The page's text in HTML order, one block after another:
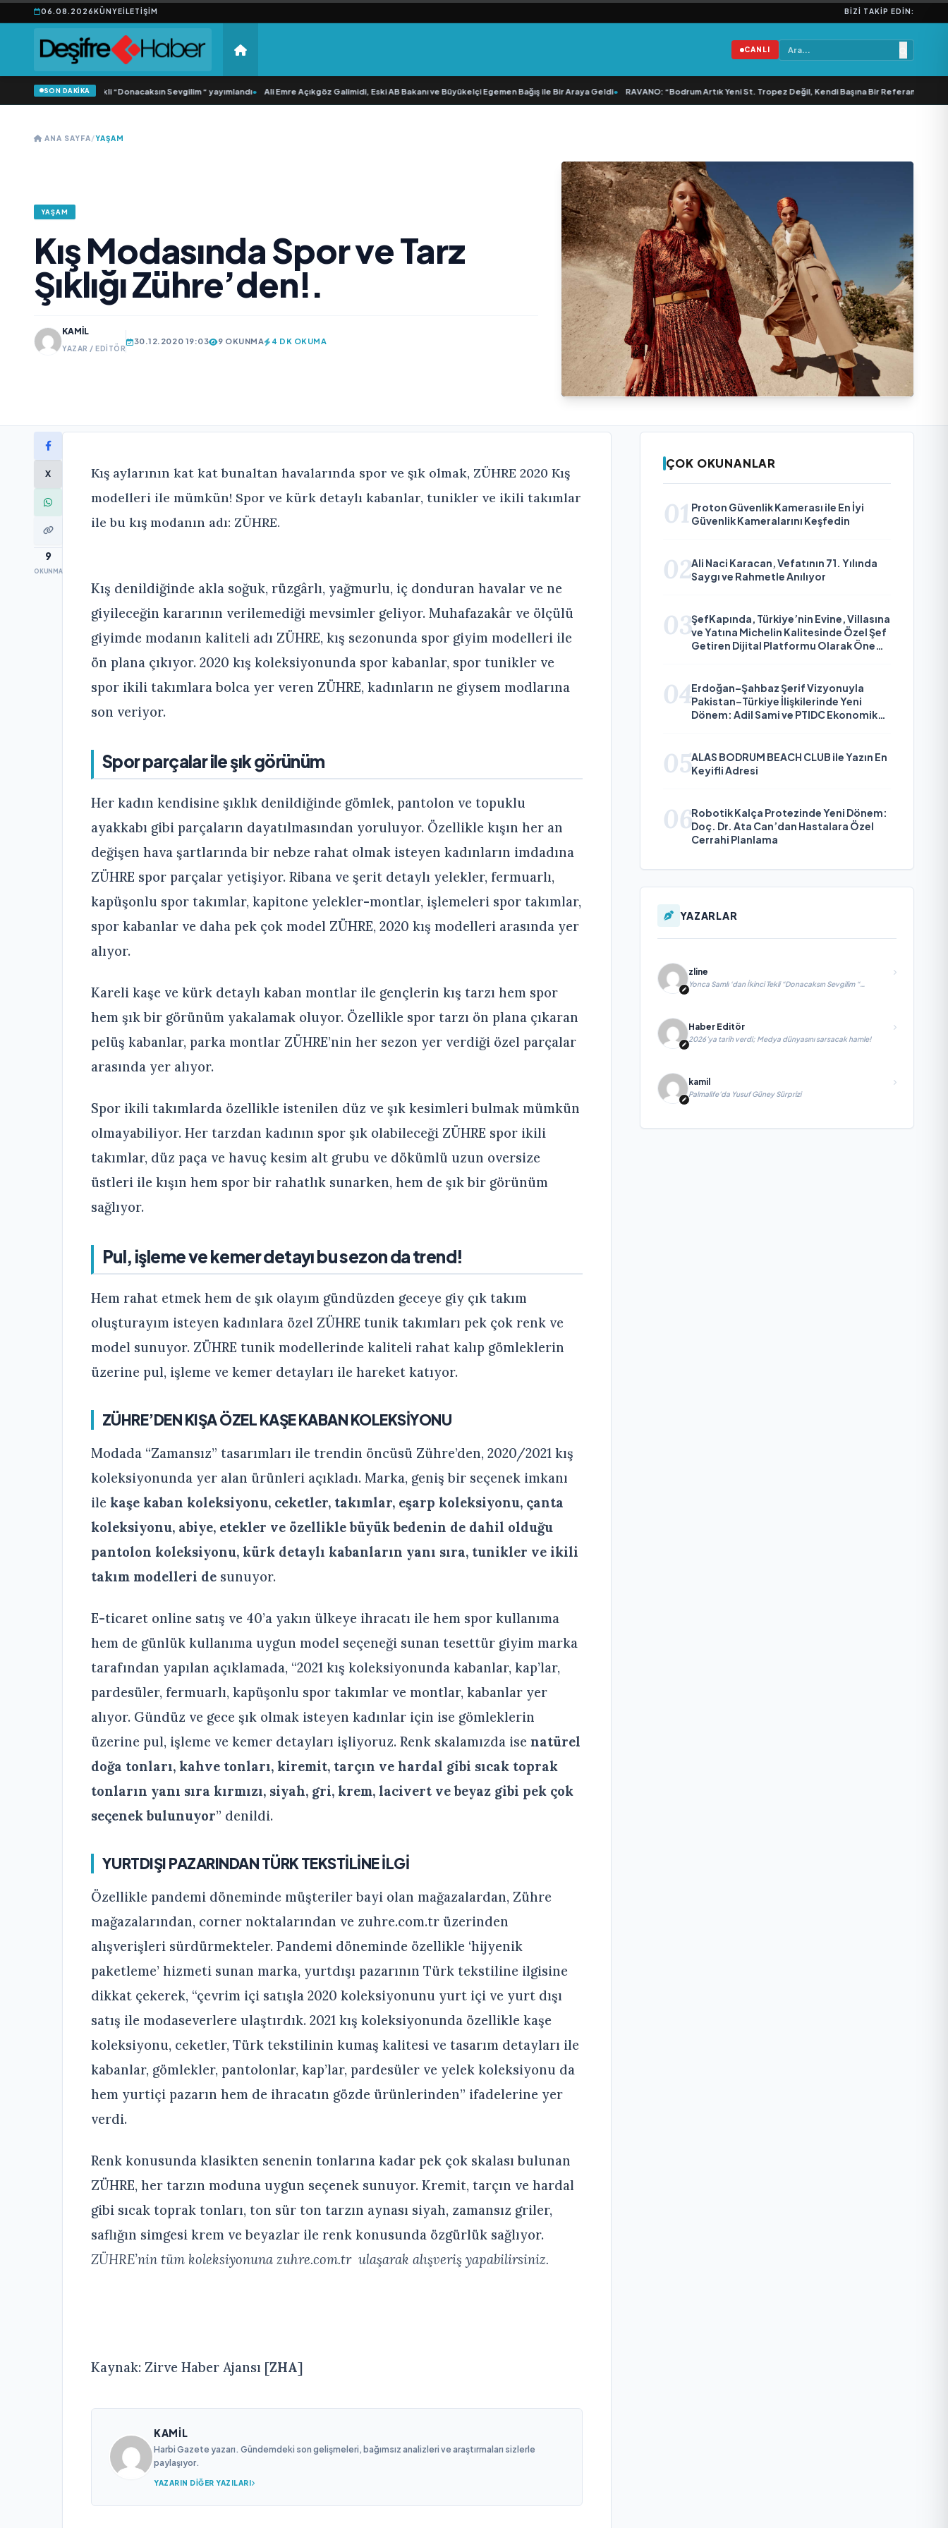
06.08.2026KÜNYEİLETIŞIM BIZI TAKIP EDIN:
CANLI
SON DAKİKA
Samlı ‘dan İkinci Tekli “Donacaksın Sevgilim “ yayımlandı• Ali Emre Açıkgöz Galimidi, Eski AB Bakanı ve Büyükelçi Egemen Bağış ile Bir Araya Geldi• RAVANO: “Bodrum Artık Yeni St. Tropez Değil, Kendi Başına Bir Referans”•
ANA SAYFA/YAŞAM
YAŞAM
Kış Modasında Spor ve Tarz
Şıklığı Zühre’den!.
KAMIL
YAZAR / EDITÖR
30.12.2020 19:03 9 OKUNMA 4 DK OKUMA
X
9
OKUNMA
Kış aylarının kat kat bunaltan havalarında spor ve şık olmak, ZÜHRE 2020 Kış
modelleri ile mümkün! Spor ve kürk detaylı kabanlar, tunikler ve ikili takımlar
ile bu kış modanın adı: ZÜHRE.
Kış denildiğinde akla soğuk, rüzgârlı, yağmurlu, iç donduran havalar ve ne
giyileceğin kararının verilemediği mevsimler geliyor. Muhafazakâr ve ölçülü
giyimde modanın kaliteli adı ZÜHRE, kış sezonunda spor giyim modelleri ile
ön plana çıkıyor. 2020 kış koleksiyonunda spor kabanlar, spor tunikler ve
spor ikili takımlara bolca yer veren ZÜHRE, kadınların ne giysem modlarına
son veriyor.
Spor parçalar ile şık görünüm
Her kadın kendisine şıklık denildiğinde gömlek, pantolon ve topuklu
ayakkabı gibi parçaların dayatılmasından yoruluyor. Özellikle kışın her an
değişen hava şartlarında bir nebze rahat olmak isteyen kadınların imdadına
ZÜHRE spor parçalar yetişiyor. Ribana ve şerit detaylı yelekler, fermuarlı,
kapüşonlu spor takımlar, kapitone yelekler-montlar, işlemeleri spor takımlar,
spor kabanlar ve daha pek çok model ZÜHRE, 2020 kış modelleri arasında yer
alıyor.
Kareli kaşe ve kürk detaylı kaban montlar ile gençlerin kış tarzı hem spor
hem şık bir görünüm yakalamak oluyor. Özellikle spor tarzı ön plana çıkaran
pelüş kabanlar, parka montlar ZÜHRE’nin her sezon yer verdiği özel parçalar
arasında yer alıyor.
Spor ikili takımlarda özellikle istenilen düz ve şık kesimleri bulmak mümkün
olmayabiliyor. Her tarzdan kadının spor şık olabileceği ZÜHRE spor ikili
takımlar, düz paça ve havuç kesim alt grubu ve dökümlü uzun oversize
üstleri ile kışın hem spor bir rahatlık sunarken, hem de şık bir görünüm
sağlıyor.
Pul, işleme ve kemer detayı bu sezon da trend!
Hem rahat etmek hem de şık olayım gündüzden geceye giy çık takım
oluşturayım isteyen kadınlara özel ZÜHRE tunik takımları pek çok renk ve
model sunuyor. ZÜHRE tunik modellerinde kaliteli rahat kalıp gömleklerin
üzerine pul, işleme ve kemer detayları ile hareket katıyor.
ZÜHRE’DEN KIŞA ÖZEL KAŞE KABAN KOLEKSİYONU
Modada “Zamansız” tasarımları ile trendin öncüsü Zühre’den, 2020/2021 kış
koleksiyonunda yer alan ürünleri açıkladı. Marka, geniş bir seçenek imkanı
ile kaşe kaban koleksiyonu, ceketler, takımlar, eşarp koleksiyonu, çanta
koleksiyonu, abiye, etekler ve özellikle büyük bedenin de dahil olduğu
pantolon koleksiyonu, kürk detaylı kabanların yanı sıra, tunikler ve ikili
takım modelleri de sunuyor.
E-ticaret online satış ve 40’a yakın ülkeye ihracatı ile hem spor kullanıma
hem de günlük kullanıma uygun model seçeneği sunan tesettür giyim marka
tarafından yapılan açıklamada, “2021 kış koleksiyonunda kabanlar, kap’lar,
pardesüler, fermuarlı, kapüşonlu spor takımlar ve montlar, kabanlar yer
alıyor. Gündüz ve gece şık olmak isteyen kadınlar için ise gömleklerin
üzerine pul, işleme ve kemer detayları işliyoruz. Renk skalamızda ise natürel
doğa tonları, kahve tonları, kiremit, tarçın ve hardal gibi sıcak toprak
tonların yanı sıra kırmızı, siyah, gri, krem, lacivert ve beyaz gibi pek çok
seçenek bulunuyor” denildi.
YURTDIŞI PAZARINDAN TÜRK TEKSTİLİNE İLGİ
Özellikle pandemi döneminde müşteriler bayi olan mağazalardan, Zühre
mağazalarından, corner noktalarından ve zuhre.com.tr üzerinden
alışverişleri sürdürmekteler. Pandemi döneminde özellikle ‘hijyenik
paketleme’ hizmeti sunan marka, yurtdışı pazarının Türk tekstiline ilgisine
dikkat çekerek, “çevrim içi satışla 2020 koleksiyonunu yurt içi ve yurt dışı
satış ile modaseverlere ulaştırdık. 2021 kış koleksiyonunda özellikle kaşe
koleksiyonu, ceketler, Türk tekstilinin kumaş kalitesi ve tasarım detayları ile
kabanlar, gömlekler, pantolonlar, kap’lar, pardesüler ve yelek koleksiyonu da
hem yurtiçi pazarın hem de ihracatın gözde ürünlerinden” ifadelerine yer
verdi.
Renk konusunda klasikten senenin tonlarına kadar pek çok skalası bulunan
ZÜHRE, her tarzın moduna uygun seçenek sunuyor. Kremit, tarçın ve hardal
gibi sıcak toprak tonları, ton sür ton tarzın aynası siyah, zamansız griler,
saflığın simgesi krem ve beyazlar ile renk konusunda özgürlük sağlıyor.
ZÜHRE’nin tüm koleksiyonuna zuhre.com.trulaşarak alışveriş yapabilirsiniz.
Kaynak: Zirve Haber Ajansı [ZHA]
KAMIL
Harbi Gazete yazarı. Gündemdeki son gelişmeleri, bağımsız analizleri ve araştırmaları sizlerle
paylaşıyor.
YAZARIN DIĞER YAZILARI
ÇOK OKUNANLAR
01 Proton Güvenlik Kamerası ile En İyi
Güvenlik Kameralarını Keşfedin
02Ali Naci Karacan, Vefatının 71. Yılında
Saygı ve Rahmetle Anılıyor
03ŞefKapında, Türkiye’nin Evine, Villasına
ve Yatına Michelin Kalitesinde Özel Şef
Getiren Dijital Platformu Olarak Öne
04Erdoğan–Şahbaz Şerif Vizyonuyla
Pakistan–Türkiye İlişkilerinde Yeni
Dönem: Adil Sami ve PTIDC Ekonomik
05ALAS BODRUM BEACH CLUB ile Yazın En
Keyifli Adresi
06Robotik Kalça Protezinde Yeni Dönem:
Doç. Dr. Ata Can’dan Hastalara Özel
Cerrahi Planlama
YAZARLAR
zline
Yonca Samlı ‘dan İkinci Tekli “Donacaksın Sevgilim “
yayımlandı
Haber Editör
2026’ya tarih verdi; Medya dünyasını sarsacak hamle!
kamil
Palmalife’da Yusuf Güney Sürprizi